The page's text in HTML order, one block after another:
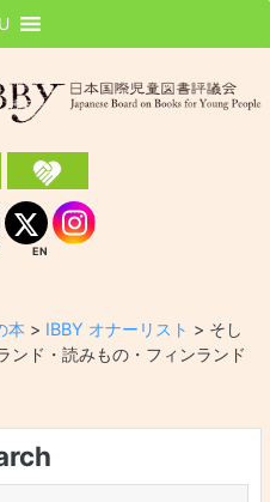
EN
EN Instagram
本 > IBBY オナーリスト > そし
ンド・読みもの・フィンランド